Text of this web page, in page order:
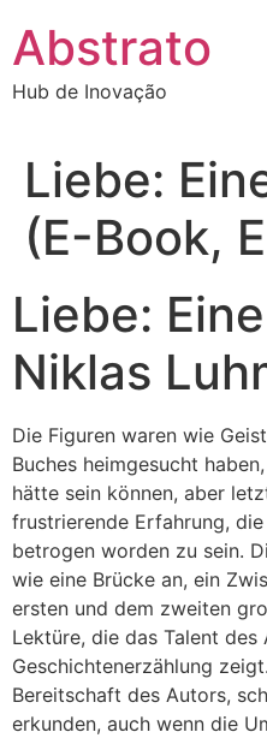
para
conteúdo
Abstrato
Hub de Inovação
Liebe:
(E-Book,
Liebe:
Niklas
Die Figuren waren wie
Buches heimgesucht
hätte sein können, aber
frustrierende Erfahrung,
betrogen worden zu sein.
wie eine Brücke an, ein
ersten und dem zweiten
Lektüre, die das Talent
Geschichtenerzählung
Bereitschaft des Autors,
erkunden, auch wenn die